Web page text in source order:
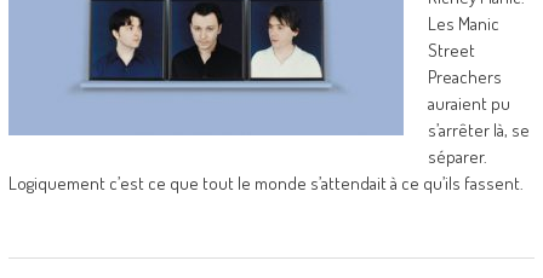
Les Manic
Street
Preachers
auraient pu
s’arrêter là, se
séparer.
Logiquement c’est ce que tout le monde s’attendait à ce qu’ils fassent.